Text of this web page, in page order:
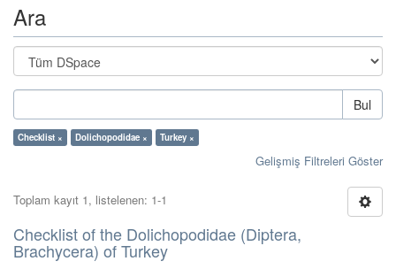
Ara
Bul
Checklist × Dolichopodidae × Turkey ×
Gelişmiş Filtreleri Göster
Toplam kayıt 1, listelenen: 1-1
Checklist of the Dolichopodidae (Diptera,
Brachycera) of Turkey